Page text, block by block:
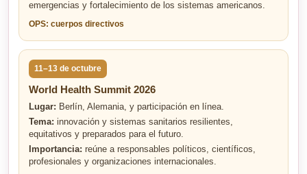
emergencias y fortalecimiento de los sistemas americanos.
OPS: cuerpos directivos
11–13 de octubre
World Health Summit 2026
Lugar: Berlín, Alemania, y participación en línea.
Tema: innovación y sistemas sanitarios resilientes,
equitativos y preparados para el futuro.
Importancia: reúne a responsables políticos, científicos,
profesionales y organizaciones internacionales.